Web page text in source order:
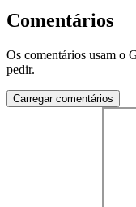
Comentários
Os comentários usam o
pedir.
Carregar comentários